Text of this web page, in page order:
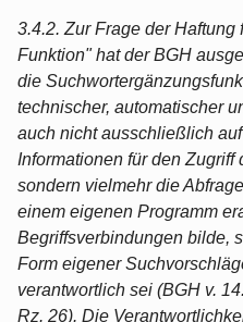
3.4.2. Zur Frage der Haftung
Funktion" hat der BGH
die
technischer, automatischer
auch nicht ausschließlich
Informationen für den Zugriff
sondern vielmehr die
einem eigenen Programm
Begriffsverbindungen bilde,
Form eigener
verantwortlich sei (BGH v.
Rz. 26). Die